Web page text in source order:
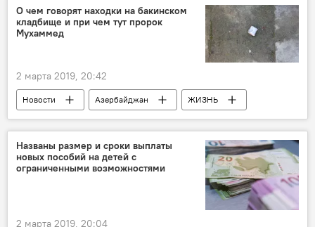
полиция
О чем говорят находки на бакинском
кладбище и при чем тут пророк
Мухаммед
2 марта 2019, 20:42
Новости Азербайджан
ЖИЗНЬ
Кладбища
Теолог
Названы размер и сроки выплаты
новых пособий на детей с
ограниченными возможностями
2 марта 2019, 20:04